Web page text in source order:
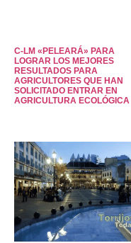
C-LM «PELEARÁ» PARA
LOGRAR LOS MEJORES
RESULTADOS PARA
AGRICULTORES QUE HAN
SOLICITADO ENTRAR EN
AGRICULTURA ECOLÓGICA